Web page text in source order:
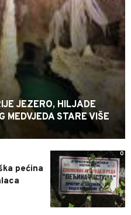
JEZERO, HILJADE
MEDVJEDA STARE VIŠE
0
pećina